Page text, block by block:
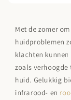
Met de zomer
huidproblemen
klachten
zoals
huid. Gelukkig
infrarood- en